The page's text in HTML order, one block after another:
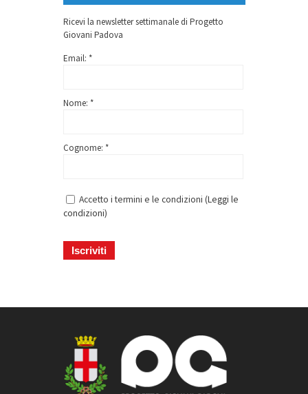
Ricevi la newsletter settimanale di Progetto
Giovani Padova
Email: *
Nome: *
Cognome: *
Accetto i termini e le condizioni (Leggi le
condizioni)